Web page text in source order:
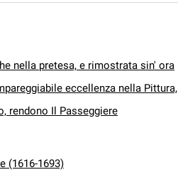
nella pretesa, e rimostrata sin' ora
eccellenza nella Pittura,
rendono Il Passeggiere
(1616-1693)